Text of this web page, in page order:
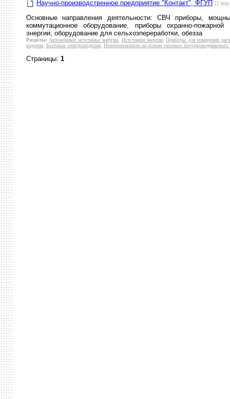
Научно-производственное предприятие "Контакт", ФГУП ::
Основные направления деятельности: СВЧ приборы,
коммутационное оборудование, приборы охранно-пожарной
энергии, оборудование для сельхозпереработки, обезза
Разделы: Автономные источники энергии Источники энергии,Приборы для измерения
изделия
Бытовые электроизделия Преобразователи на основе силовых полупроводниковых
Страницы: 1